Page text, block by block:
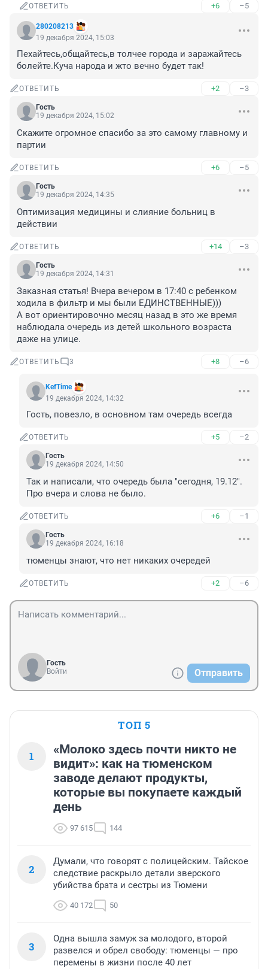
ОТВЕТИТЬ +6 –5
280208213
19 декабря 2024, 15:03
Пехайтесь,общайтесь,в толчее города и заражайтесь
болейте.Куча народа и жто вечно будет так!
ОТВЕТИТЬ +2 –3
Гость
19 декабря 2024, 15:02
Скажите огромное спасибо за это самому главному и
партии
ОТВЕТИТЬ +6 –5
Гость
19 декабря 2024, 14:35
Оптимизация медицины и слияние больниц в
действии
ОТВЕТИТЬ +14 –3
Гость
19 декабря 2024, 14:31
Заказная статья! Вчера вечером в 17:40 с ребенком
ходила в фильтр и мы были ЕДИНСТВЕННЫЕ)))
А вот ориентировочно месяц назад в это же время
наблюдала очередь из детей школьного возраста
даже на улице.
ОТВЕТИТЬ 3 +8 –6
KefTime
19 декабря 2024, 14:32
Гость, повезло, в основном там очередь всегда
ОТВЕТИТЬ +5 –2
Гость
19 декабря 2024, 14:50
Так и написали, что очередь была "сегодня, 19.12".
Про вчера и слова не было.
ОТВЕТИТЬ +6 –1
Гость
19 декабря 2024, 16:18
тюменцы знают, что нет никаких очередей
ОТВЕТИТЬ +2 –6
Гость
Войти
Отправить
ТОП 5
1
«Молоко здесь почти никто не
видит»: как на тюменском
заводе делают продукты,
которые вы покупаете каждый
день
97 615 144
2
Думали, что говорят с полицейским. Тайское
следствие раскрыло детали зверского
убийства брата и сестры из Тюмени
40 172 50
3
Одна вышла замуж за молодого, второй
развелся и обрел свободу: тюменцы — про
перемены в жизни после 40 лет